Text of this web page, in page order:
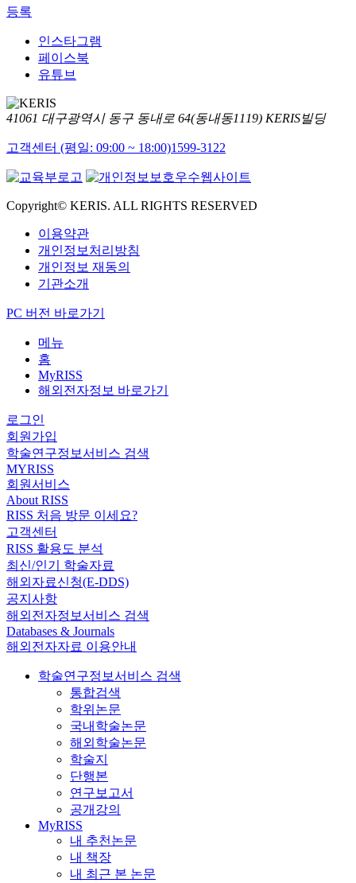
등록
인스타그램
페이스북
유튜브
41061 대구광역시 동구 동내로 64(동내동1119) KERIS빌딩
고객센터 (평일: 09:00 ~ 18:00)1599-3122
Copyright© KERIS. ALL RIGHTS RESERVED
이용약관
개인정보처리방침
개인정보 재동의
기관소개
PC 버전 바로가기
메뉴
홈
MyRISS
해외전자정보 바로가기
로그인
회원가입
학술연구정보서비스 검색
MYRISS
회원서비스
About RISS
RISS 처음 방문 이세요?
고객센터
RISS 활용도 분석
최신/인기 학술자료
해외자료신청(E-DDS)
공지사항
해외전자정보서비스 검색
Databases & Journals
해외전자자료 이용안내
학술연구정보서비스 검색
통합검색
학위논문
국내학술논문
해외학술논문
학술지
단행본
연구보고서
공개강의
MyRISS
내 추천논문
내 책장
내 최근 본 논문